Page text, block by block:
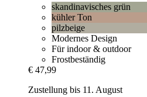
skandinavisches grün
kühler Ton
pilzbeige
Modernes Design
Für indoor & outdoor
Frostbeständig
€ 47,99
Zustellung bis 11. August